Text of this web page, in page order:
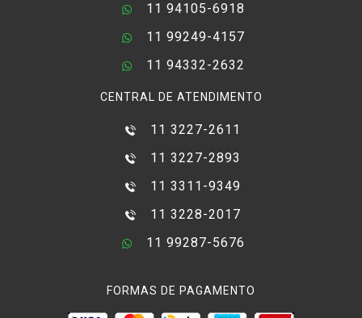
11 94105-6918
11 99249-4157
11 94332-2632
CENTRAL DE ATENDIMENTO
11 3227-2611
11 3227-2893
11 3311-9349
11 3228-2017
11 99287-5676
FORMAS DE PAGAMENTO